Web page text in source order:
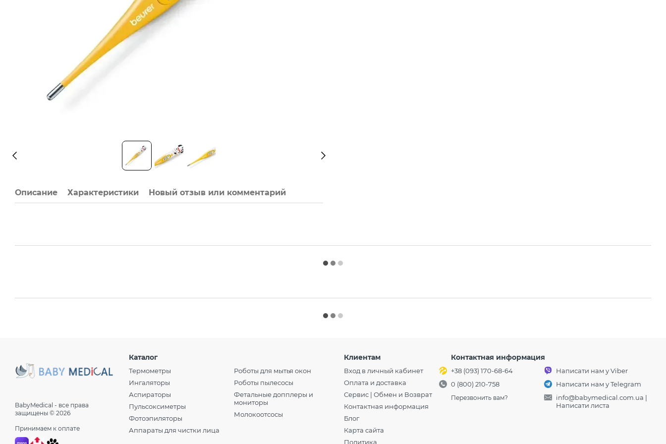
Описание Характеристики Новый отзыв или комментарий
BabyMedical - все права
защищены © 2026
Принимаем к оплате
Каталог
Термометры
Ингаляторы
Аспираторы
Пульсоксиметры
Фотоэпиляторы
Аппараты для чистки лица
Роботы для мытья окон
Роботы пылесосы
Фетальные допплеры и
мониторы
Молокоотсосы
Клиентам
Вход в личный кабинет
Оплата и доставка
Сервис | Обмен и Возврат
Контактная информация
Блог
Карта сайта
Политика
Контактная информация
+38 (093) 170-68-64
0 (800) 210-758
Перезвонить вам?
Написати нам у Viber
Написати нам у Telegram
info@babymedical.com.ua |
Написати листа